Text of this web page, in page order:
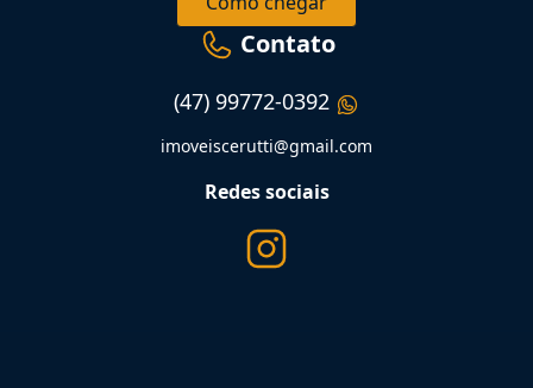
Contato
(47) 99772-0392
imoveiscerutti@gmail.com
Redes sociais